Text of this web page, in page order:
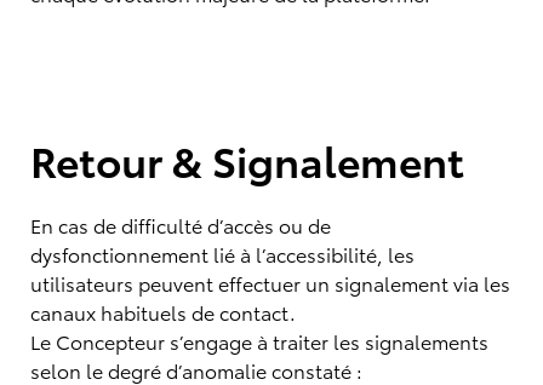
Retour & Signalement
En cas de difficulté d’accès ou de
dysfonctionnement lié à l’accessibilité, les
utilisateurs peuvent effectuer un signalement via les
canaux habituels de contact.
Le Concepteur s’engage à traiter les signalements
selon le degré d’anomalie constaté :